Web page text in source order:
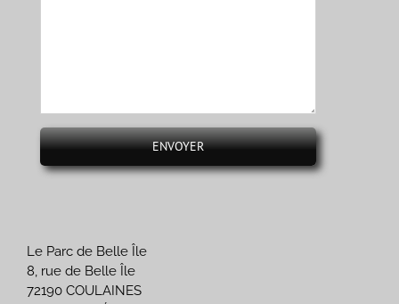
Le Parc de Belle Île
8, rue de Belle Île
72190 COULAINES